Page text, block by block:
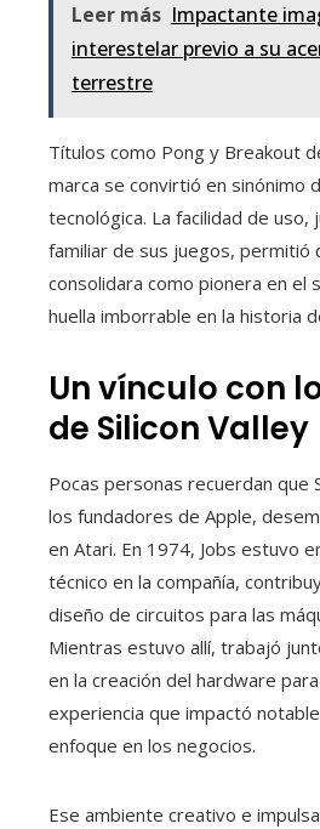
Leer más Impactante
interestelar previo a su
terrestre
Títulos como Pong y Breakout
marca se convirtió en sinónimo
tecnológica. La facilidad de uso,
familiar de sus juegos, permitió
consolidara como pionera en el
huella imborrable en la historia
Un vínculo con
de Silicon Valley
Pocas personas recuerdan que
los fundadores de Apple,
en Atari. En 1974, Jobs estuvo
técnico en la compañía,
diseño de circuitos para las
Mientras estuvo allí, trabajó
en la creación del hardware
experiencia que impactó
enfoque en los negocios.
Ese ambiente creativo e